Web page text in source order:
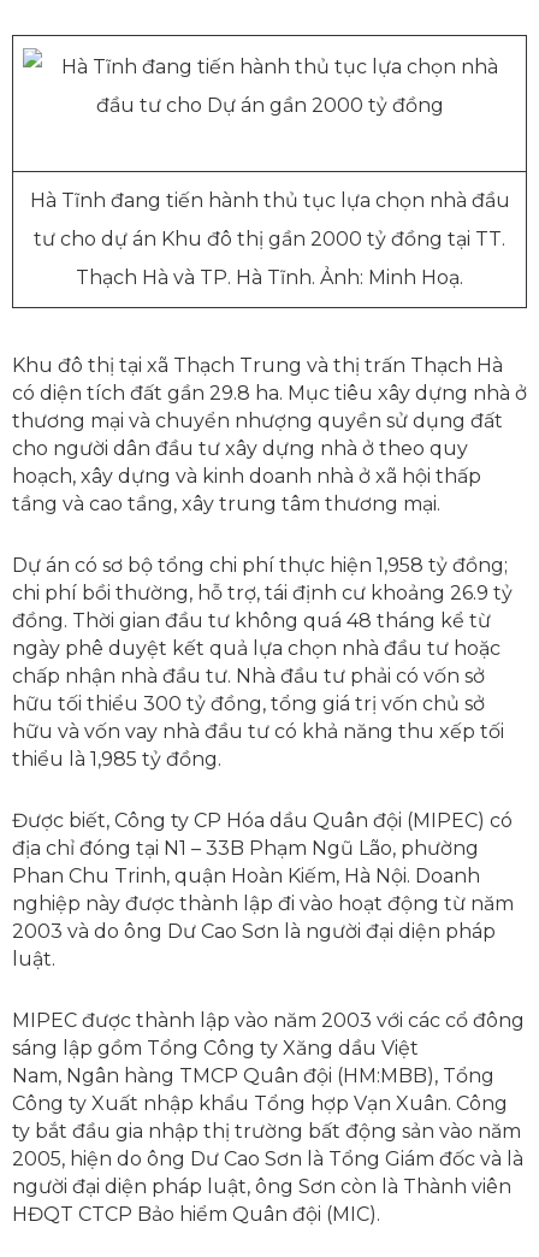
Hà Tĩnh đang tiến hành thủ tục lựa chọn nhà đầu
tư cho dự án Khu đô thị gần 2000 tỷ đồng tại TT.
Thạch Hà và TP. Hà Tĩnh. Ảnh: Minh Hoạ.
Khu đô thị tại xã Thạch Trung và thị trấn Thạch Hà
có diện tích đất gần 29.8 ha. Mục tiêu xây dựng nhà ở
thương mại và chuyển nhượng quyền sử dụng đất
cho người dân đầu tư xây dựng nhà ở theo quy
hoạch, xây dựng và kinh doanh nhà ở xã hội thấp
tầng và cao tầng, xây trung tâm thương mại.
Dự án có sơ bộ tổng chi phí thực hiện 1,958 tỷ đồng;
chi phí bồi thường, hỗ trợ, tái định cư khoảng 26.9 tỷ
đồng. Thời gian đầu tư không quá 48 tháng kể từ
ngày phê duyệt kết quả lựa chọn nhà đầu tư hoặc
chấp nhận nhà đầu tư. Nhà đầu tư phải có vốn sở
hữu tối thiểu 300 tỷ đồng, tổng giá trị vốn chủ sở
hữu và vốn vay nhà đầu tư có khả năng thu xếp tối
thiểu là 1,985 tỷ đồng.
Được biết, Công ty CP Hóa dầu Quân đội (MIPEC) có
địa chỉ đóng tại N1 – 33B Phạm Ngũ Lão, phường
Phan Chu Trinh, quận Hoàn Kiếm, Hà Nội. Doanh
nghiệp này được thành lập đi vào hoạt động từ năm
2003 và do ông Dư Cao Sơn là người đại diện pháp
luật.
MIPEC được thành lập vào năm 2003 với các cổ đông
sáng lập gồm Tổng Công ty Xăng dầu Việt
Nam, Ngân hàng TMCP Quân đội (HM:MBB), Tổng
Công ty Xuất nhập khẩu Tổng hợp Vạn Xuân. Công
ty bắt đầu gia nhập thị trường bất động sản vào năm
2005, hiện do ông Dư Cao Sơn là Tổng Giám đốc và là
người đại diện pháp luật, ông Sơn còn là Thành viên
HĐQT CTCP Bảo hiểm Quân đội (MIC).